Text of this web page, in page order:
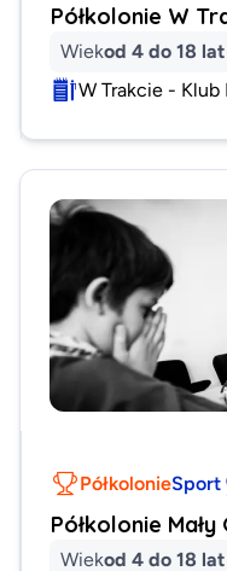
Półkolonie W
Wiekod 4 do 18 lat
W Trakcie - Klub
PółkolonieSport
Półkolonie
Wiekod 4 do 18 lat